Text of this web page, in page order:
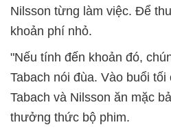
Nilsson từng làm việc. Để
khoản phí nhỏ.
"Nếu tính đến khoản đó,
Tabach nói đùa. Vào buổi
Tabach và Nilsson ăn mặc
thưởng thức bộ phim.